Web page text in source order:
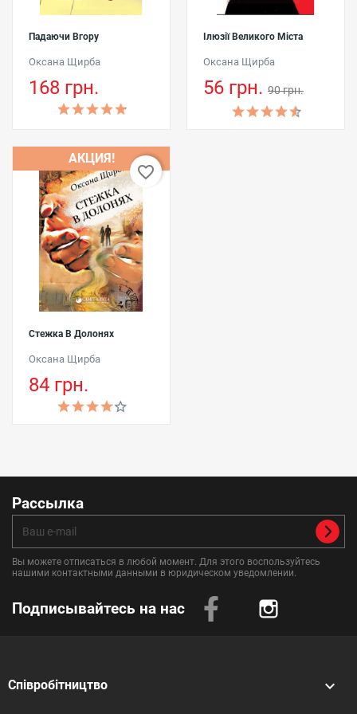
Падаючи Вгору
Оксана Щирба
168 грн.
Ілюзії Великого Міста
Оксана Щирба
56 грн. 90 грн.
Стежка В Долонях
Оксана Щирба
84 грн.
АКЦИЯ!
favorite_border
Рассылка
Вы можете отписаться в любой момент. Для этого воспользуйтесь
нашими контактными данными в юридическом уведомлении.
Подписывайтесь на нас
Співробітництво 